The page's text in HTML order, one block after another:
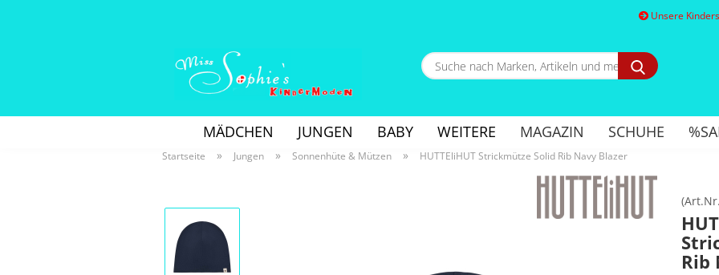
Unsere
Suche
nach
und
mehr...
MÄDCHEN JUNGEN BABY MAGAZIN SCHUHE
WEITERE
Startseite » Jungen » Sonnenhüte & Mützen » HUTTEliHUT Strickmütze Solid Rib Navy Blazer
Rib